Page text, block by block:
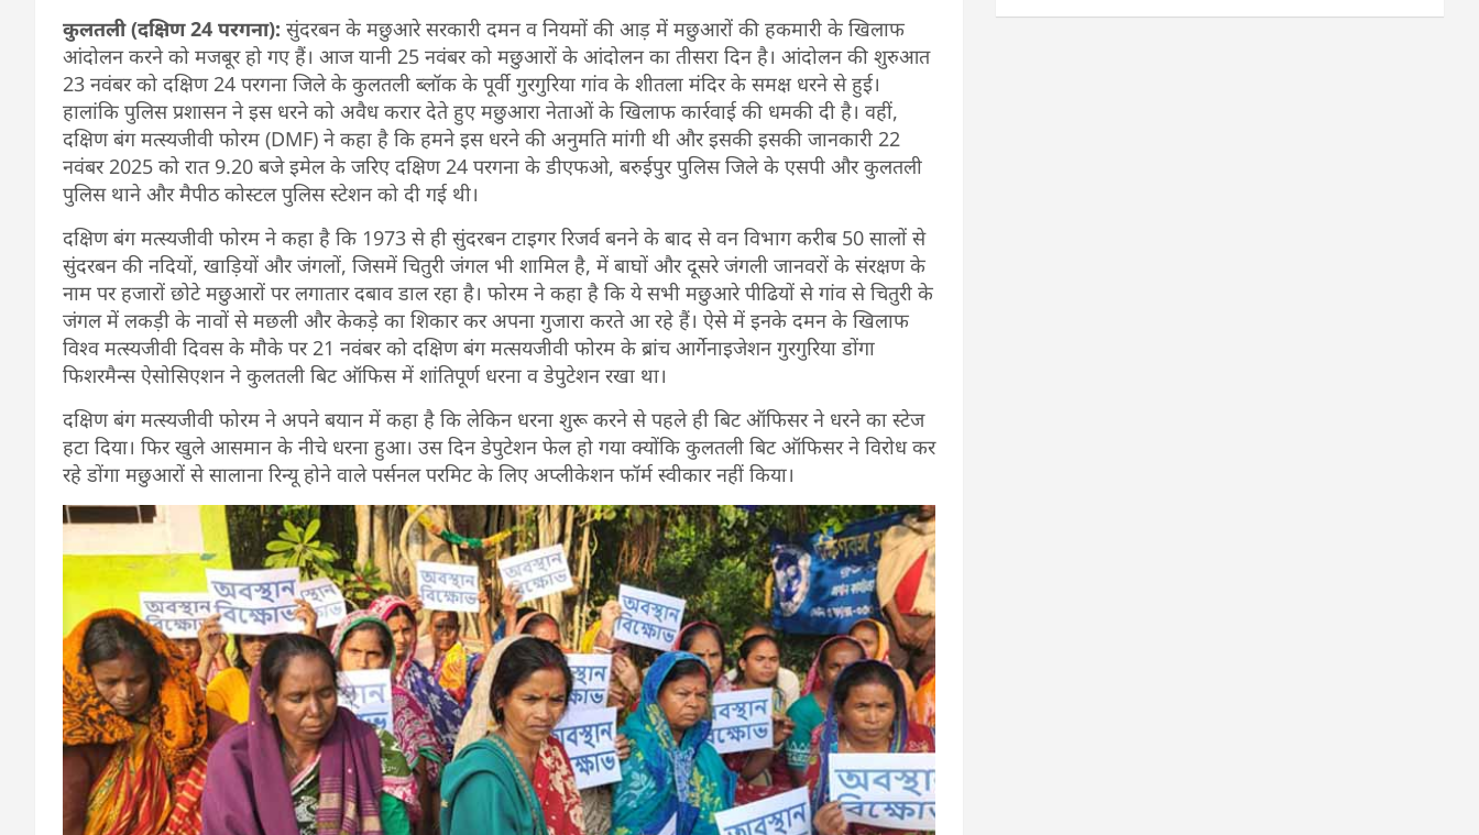
कुलतली (दक्षिण 24 परगना): सुंदरबन के मछुआरे सरकारी दमन व नियमों की आड़ में मछुआरों की हकमारी के खिलाफ
आंदोलन करने को मजबूर हो गए हैं। आज यानी 25 नवंबर को मछुआरों के आंदोलन का तीसरा दिन है। आंदोलन की शुरुआत
23 नवंबर को दक्षिण 24 परगना जिले के कुलतली ब्लॉक के पूर्वी गुरगुरिया गांव के शीतला मंदिर के समक्ष धरने से हुई।
हालांकि पुलिस प्रशासन ने इस धरने को अवैध करार देते हुए मछुआरा नेताओं के खिलाफ कार्रवाई की धमकी दी है। वहीं,
दक्षिण बंग मत्स्यजीवी फोरम (DMF) ने कहा है कि हमने इस धरने की अनुमति मांगी थी और इसकी इसकी जानकारी 22
नवंबर 2025 को रात 9.20 बजे इमेल के जरिए दक्षिण 24 परगना के डीएफओ, बरुईपुर पुलिस जिले के एसपी और कुलतली
पुलिस थाने और मैपीठ कोस्टल पुलिस स्टेशन को दी गई थी।
दक्षिण बंग मत्स्यजीवी फोरम ने कहा है कि 1973 से ही सुंदरबन टाइगर रिजर्व बनने के बाद से वन विभाग करीब 50 सालों से
सुंदरबन की नदियों, खाड़ियों और जंगलों, जिसमें चितुरी जंगल भी शामिल है, में बाघों और दूसरे जंगली जानवरों के संरक्षण के
नाम पर हजारों छोटे मछुआरों पर लगातार दबाव डाल रहा है। फोरम ने कहा है कि ये सभी मछुआरे पीढियों से गांव से चितुरी के
जंगल में लकड़ी के नावों से मछली और केकड़े का शिकार कर अपना गुजारा करते आ रहे हैं। ऐसे में इनके दमन के खिलाफ
विश्व मत्स्यजीवी दिवस के मौके पर 21 नवंबर को दक्षिण बंग मत्सयजीवी फोरम के ब्रांच आर्गेनाइजेशन गुरगुरिया डोंगा
फिशरमैन्स ऐसोसिएशन ने कुलतली बिट ऑफिस में शांतिपूर्ण धरना व डेपुटेशन रखा था।
दक्षिण बंग मत्स्यजीवी फोरम ने अपने बयान में कहा है कि लेकिन धरना शुरू करने से पहले ही बिट ऑफिसर ने धरने का स्टेज
हटा दिया। फिर खुले आसमान के नीचे धरना हुआ। उस दिन डेपुटेशन फेल हो गया क्योंकि कुलतली बिट ऑफिसर ने विरोध कर
रहे डोंगा मछुआरों से सालाना रिन्यू होने वाले पर्सनल परमिट के लिए अप्लीकेशन फॉर्म स्वीकार नहीं किया।